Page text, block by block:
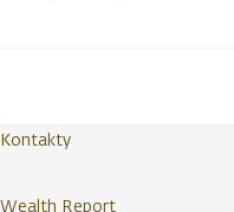
Kontakty
Wealth Report